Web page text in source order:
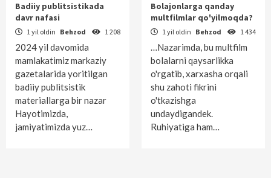
Badiiy publitsistikada
davr nafasi
1 yil oldin Behzod 1 208
2024 yil davomida
mamlakatimiz markaziy
gazetalarida yoritilgan
badiiy publitsistik
materiallarga bir nazar
Hayotimizda,
jamiyatimizda yuz…
Bolajonlarga qanday
multfilmlar qo'yilmoqda?
1 yil oldin Behzod 1 434
…Nazarimda, bu multfilm
bolalarni qaysarlikka
o'rgatib, xarxasha orqali
shu zahoti fikrini
o'tkazishga
undaydigandek.
Ruhiyatiga ham…